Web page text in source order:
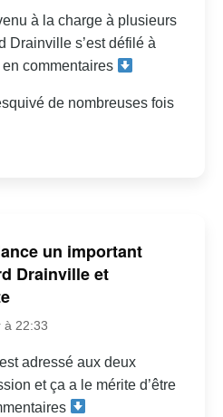
à la charge à plusieurs
Drainville s’est défilé à
commentaires
de nombreuses fois
un important
Drainville et
à 22:33
adressé aux deux
et ça a le mérite d’être